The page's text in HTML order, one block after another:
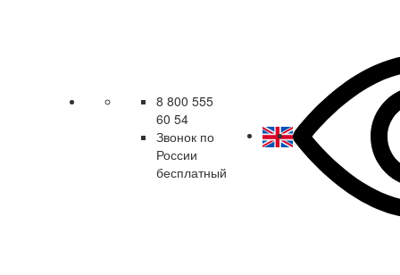
8 800 555
60 54
Звонок по
России
бесплатный